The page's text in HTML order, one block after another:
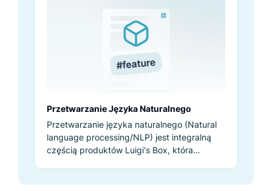
Przetwarzanie Języka Naturalnego
Przetwarzanie języka naturalnego (Natural
language processing/NLP) jest integralną
częścią produktów Luigi's Box, która